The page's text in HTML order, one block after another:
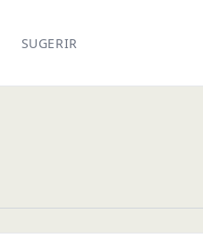
SUGERIR